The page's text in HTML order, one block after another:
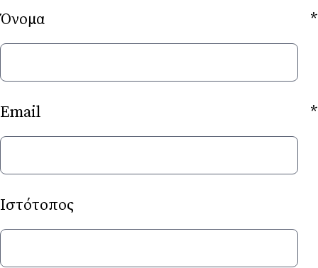
Όνομα *
Email *
Ιστότοπος